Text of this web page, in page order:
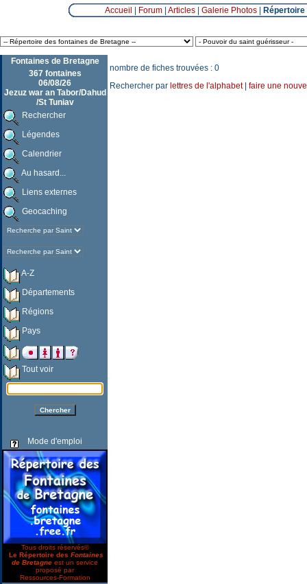
Accueil Forum| Articles| Galerie Photos|
Fontaines de Bretagne
367 fontaines
06/08/26
Jezuz war an Tabor/Dahud
/St Tuniav
Rechercher
Légendes
Calendrier
Au hasard...
Liens externes
Geocaching
A-Z
Départements
Régions
Pays
Tout voir
Mode d'emploi
Tous droits réservés©
Le Répertoire des Fontaines
de Bretagne est un service
proposé par
Ressources-Formation
nombre de fiches trouvées : 0
Rechercher par lettres de l'alphabet| faire une